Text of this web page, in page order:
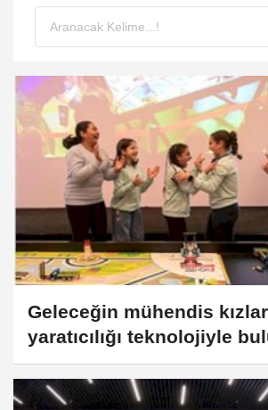
Geleceğin mühendis
yaratıcılığı teknolojiyle